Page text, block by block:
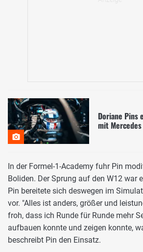
Doriane Pins
mit Mercedes
In der Formel-1-Academy fuhr Pin
Boliden. Der Sprung auf den W12 war
Pin bereitete sich deswegen im
vor. "Alles ist anders, größer und
froh, dass ich Runde für Runde mehr
aufbauen konnte und zeigen konnte,
beschreibt Pin den Einsatz.